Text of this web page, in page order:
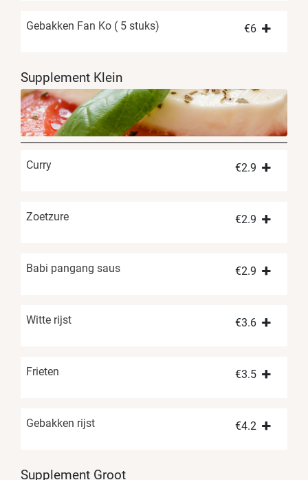
Gebakken Fan Ko ( 5 stuks) €6
Supplement Klein
Curry €2.9
Zoetzure €2.9
Babi pangang saus €2.9
Witte rijst €3.6
Frieten €3.5
Gebakken rijst €4.2
Supplement Groot